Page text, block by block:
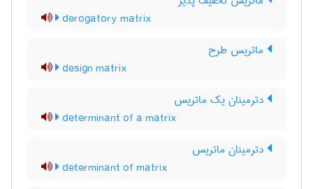
derogatory matrix
ماتریس طرح
design matrix
دترمینان یک ماتریس
determinant of a matrix
دترمینان ماتریس
determinant of matrix